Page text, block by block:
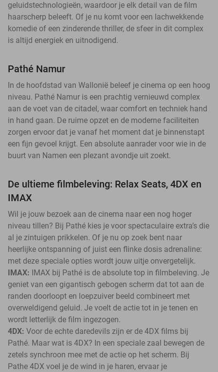
geluidstechnologieën, waardoor je elk detail van de film
haarscherp beleeft. Of je nu komt voor een lachwekkende
komedie of een zinderende thriller, de sfeer in dit complex
is altijd energiek en uitnodigend.
Pathé Namur
In de hoofdstad van Wallonië beleef je cinema op een hoog
niveau. Pathé Namur is een prachtig vernieuwd complex
aan de voet van de citadel, waar comfort en techniek hand
in hand gaan. De ruime opzet en de moderne faciliteiten
zorgen ervoor dat je vanaf het moment dat je binnenstapt
een fijn gevoel krijgt. Een absolute aanrader voor wie in de
buurt van Namen een plezant avondje uit zoekt.
De ultieme filmbeleving: Relax Seats, 4DX en
IMAX
Wil je jouw bezoek aan de cinema naar een nog hoger
niveau tillen? Bij Pathé kies je voor spectaculaire extra’s die
al je zintuigen prikkelen. Of je nu op zoek bent naar
heerlijke ontspanning of juist een flinke dosis adrenaline:
met deze speciale opties wordt jouw uitje onvergetelijk.
IMAX: IMAX bij Pathé is de absolute top in filmbeleving. Je
geniet van een gigantisch gebogen scherm dat tot aan de
randen doorloopt en loepzuiver beeld combineert met
overweldigend geluid. Je voelt de actie tot in je tenen en
wordt letterlijk de film ingezogen.
4DX: Voor de echte daredevils zijn er de 4DX films bij
Pathé. Maar wat is 4DX? In een speciale zaal bewegen de
zetels synchroon mee met de actie op het scherm. Bij
Pathe 4DX voel je de wind in je haren, ervaar je